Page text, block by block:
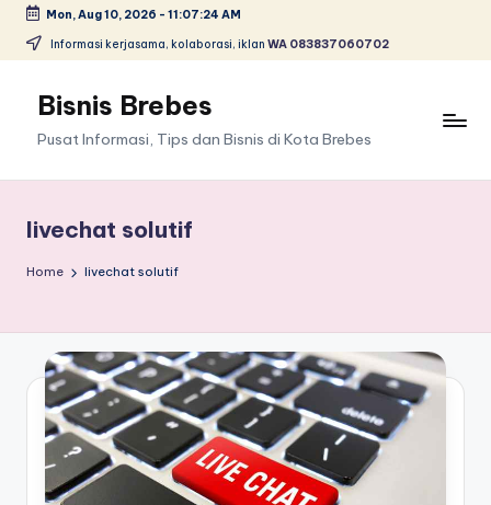
Skip
content
Mon, Aug 10, 2026 - 11:07:24 AM
Informasi kerjasama, kolaborasi, iklan WA 083837060702
Bisnis Brebes
Pusat Informasi, Tips dan Bisnis di Kota Brebes
livechat solutif
Home livechat solutif